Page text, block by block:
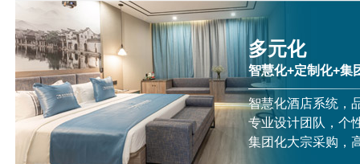
多元化
智慧化+定制化+集
智慧化酒店系统，
专业设计团队，个
集团化大宗采购，